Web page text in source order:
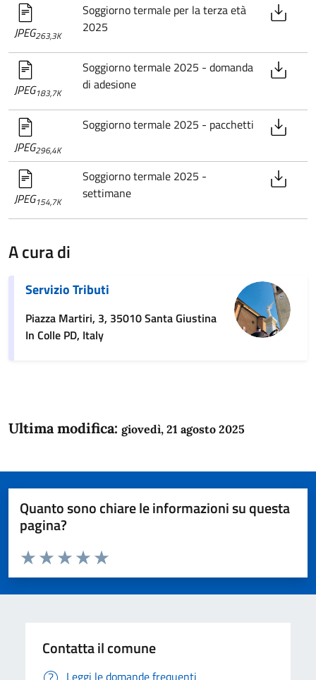
JPEG263,3K
Soggiorno termale per la terza età
2025
JPEG183,7K
Soggiorno termale 2025 - domanda
di adesione
JPEG296,4K
Soggiorno termale 2025 - pacchetti
JPEG154,7K
Soggiorno termale 2025 -
settimane
A cura di
Servizio Tributi
Piazza Martiri, 3, 35010 Santa Giustina
In Colle PD, Italy
Ultima modifica: giovedì, 21 agosto 2025
Quanto sono chiare le informazioni su questa
pagina?
Domanda
Valuta da 1 a 5 stelle la pagina
Valuta 5 stelle su 5
Valuta 4 stelle su 5
Valuta 3 stelle su 5
Valuta 2 stelle su 5
Valuta 1 stelle su 5
Contatta il comune
Leggi le domande frequenti